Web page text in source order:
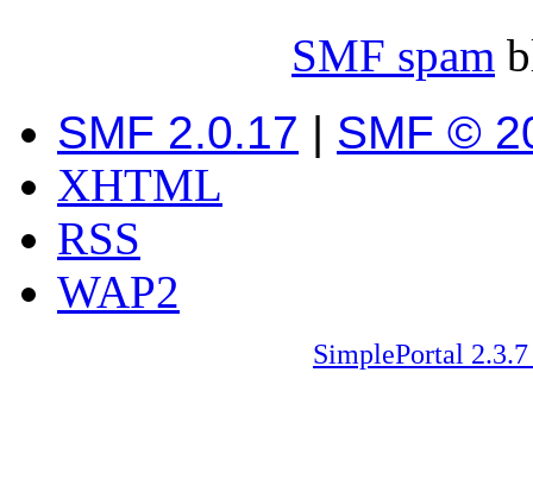
SMF spam
SMF 2.0.17 | SMF ©
XHTML
RSS
WAP2
SimplePortal